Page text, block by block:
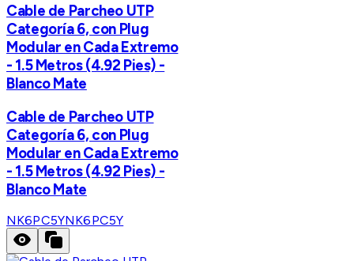
Cable de Parcheo UTP
Categoría 6, con Plug
Modular en Cada Extremo
- 1.5 Metros (4.92 Pies) -
Blanco Mate
Cable de Parcheo UTP
Categoría 6, con Plug
Modular en Cada Extremo
- 1.5 Metros (4.92 Pies) -
Blanco Mate
NK6PC5YNK6PC5Y